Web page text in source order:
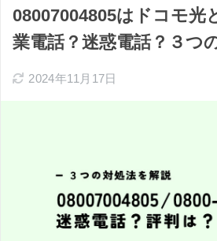
08007004805はドコモ光
業電話？迷惑電話？３つ
2024年11月17日